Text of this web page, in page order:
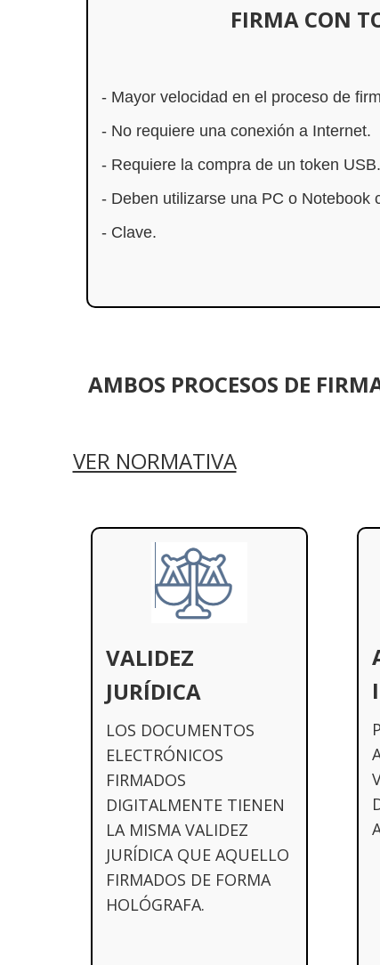
FIRMA CON
- Mayor velocidad en el proceso de
- No requiere una conexión a Internet.
- Requiere la compra de un token USB.
- Deben utilizarse una PC o Notebook
- Clave.
AMBOS PROCESOS DE
VER NORMATIVA
VALIDEZ
JURÍDICA
LOS DOCUMENTOS
ELECTRÓNICOS
FIRMADOS
DIGITALMENTE TIENEN
LA MISMA VALIDEZ
JURÍDICA QUE AQUELLO
FIRMADOS DE FORMA
HOLÓGRAFA.